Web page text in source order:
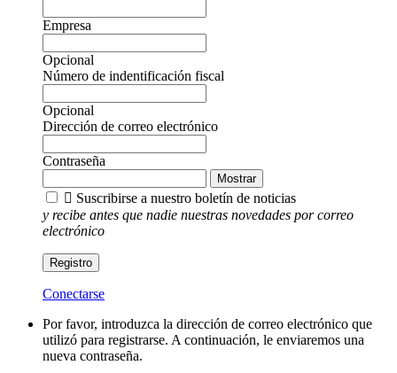
Empresa
Opcional
Número de indentificación fiscal
Opcional
Dirección de correo electrónico
Contraseña
Mostrar
 Suscribirse a nuestro boletín de noticias
y recibe antes que nadie nuestras novedades por correo
electrónico
Registro
Conectarse
Por favor, introduzca la dirección de correo electrónico que
utilizó para registrarse. A continuación, le enviaremos una
nueva contraseña.